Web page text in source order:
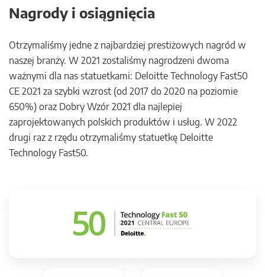
Nagrody i osiągnięcia
Otrzymaliśmy jedne z najbardziej prestiżowych nagród w
naszej branży. W 2021 zostaliśmy nagrodzeni dwoma
ważnymi dla nas statuetkami: Deloitte Technology Fast50
CE 2021 za szybki wzrost (od 2017 do 2020 na poziomie
650%) oraz Dobry Wzór 2021 dla najlepiej
zaprojektowanych polskich produktów i usług. W 2022
drugi raz z rzędu otrzymaliśmy statuetkę Deloitte
Technology Fast50.